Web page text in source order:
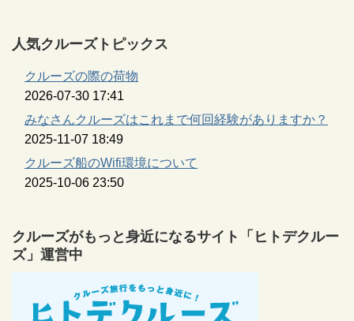
人気クルーズトピックス
クルーズの際の荷物
2026-07-30 17:41
みなさんクルーズはこれまで何回経験がありますか？
2025-11-07 18:49
クルーズ船のWifi環境について
2025-10-06 23:50
クルーズがもっと身近になるサイト「ヒトデクルー
ズ」運営中